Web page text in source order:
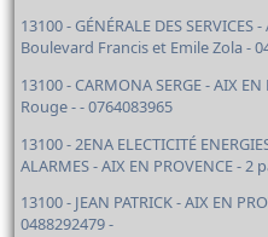
13100 - GÉNÉRALE DES SERVICES
Boulevard Francis et Emile Zola -
13100 - CARMONA SERGE - AIX
Rouge - - 0764083965
13100 - 2ENA ELECTICITÉ
ALARMES - AIX EN PROVENCE -
13100 - JEAN PATRICK - AIX EN
0488292479 -